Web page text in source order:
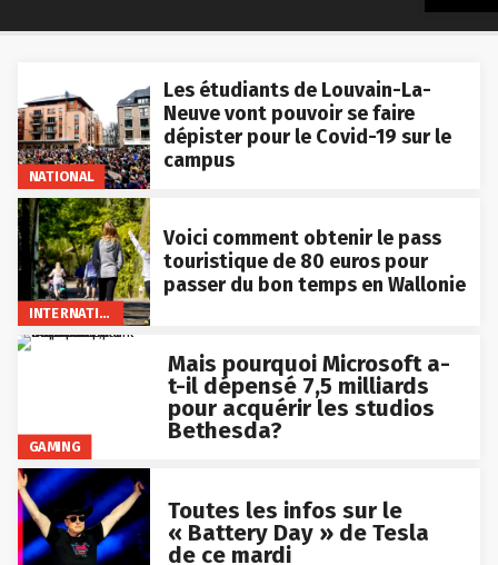
NATIONAL
Les étudiants de Louvain-La-
Neuve vont pouvoir se faire
dépister pour le Covid-19 sur le
campus
INTERNATIONAL
Voici comment obtenir le pass
touristique de 80 euros pour
passer du bon temps en Wallonie
GAMING
Mais pourquoi Microsoft a-
t-il dépensé 7,5 milliards
pour acquérir les studios
Bethesda?
Toutes les infos sur le
« Battery Day » de Tesla
de ce mardi